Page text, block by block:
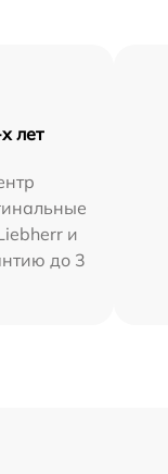
лет
и
до 3